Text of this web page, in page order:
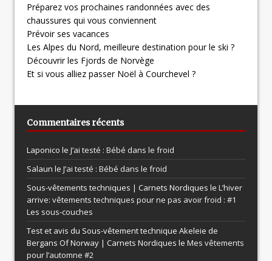
Préparez vos prochaines randonnées avec des
chaussures qui vous conviennent
Prévoir ses vacances
Les Alpes du Nord, meilleure destination pour le ski ?
Découvrir les Fjords de Norvège
Et si vous alliez passer Noël à Courchevel ?
Commentaires récents
Laponico le J’ai testé : Bébé dans le froid
Salaun le J’ai testé : Bébé dans le froid
Sous-vêtements techniques | Carnets Nordiques le L’hiver
arrive: vêtements techniques pour ne pas avoir froid : #1
Les sous-couches
Test et avis du Sous-vêtement technique Akeleie de
Bergans Of Norway | Carnets Nordiques le Mes vêtements
pour l’automne #2